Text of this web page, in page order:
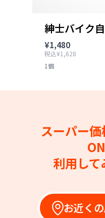
紳士バイク
¥1,480
税込¥1,628
1個
スーパー
利用して
お近く